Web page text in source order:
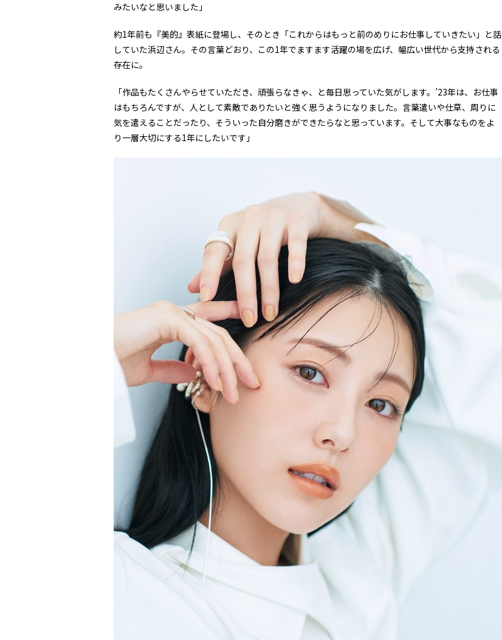
みたいなと思いました」
約1年前も『美的』表紙に登場し、そのとき「これからはもっと前のめりにお仕事していきたい」と話
していた浜辺さん。その言葉どおり、この1年でますます活躍の場を広げ、幅広い世代から支持される
存在に。
「作品もたくさんやらせていただき、頑張らなきゃ、と毎日思っていた気がします。’23年は、お仕事
はもちろんですが、人として素敵でありたいと強く思うようになりました。言葉遣いや仕草、周りに
気を遣えることだったり、そういった自分磨きができたらなと思っています。そして大事なものをよ
り一層大切にする1年にしたいです」